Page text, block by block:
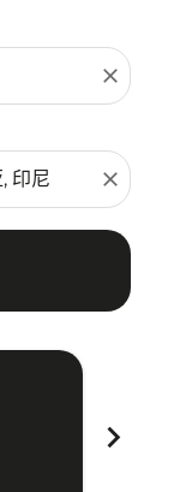
close
close
chevron_right